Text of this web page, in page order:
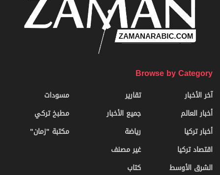
Browse by Category
آخر الأخبار
أخبار العالم
أخبار تركيا
اقتصاد تركيا
الشرق الأوسط
تقارير
جميع الأخبار
رياضة
غير مصنف
كتاب
مسودات
مطبخ تركي
مكتبة "زمان"